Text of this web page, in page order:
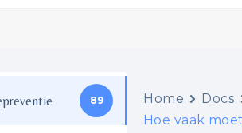
89 Home
Docs
Hoe vaak